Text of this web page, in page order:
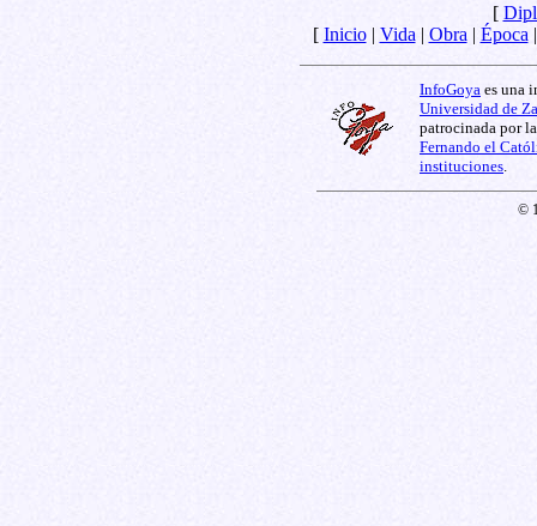
[
[ Inicio| Vida | Obra | Época
InfoGoya es una
Universidad de
patrocinada por
Fernando el
instituciones
©